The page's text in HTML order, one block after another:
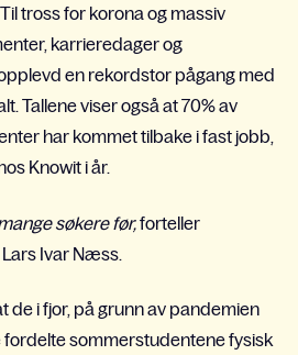
tross for korona og massiv
karrieredager og
en rekordstor pågang med
Tallene viser også at 70% av
har kommet tilbake i fast jobb,
Knowit i år.
søkere før,forteller
Ivar Næss.
de i fjor, på grunn av pandemien
fordelte sommerstudentene fysisk